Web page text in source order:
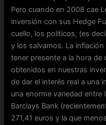
Pero cuando en 2008 cae
inversión con sus Hedge
cuello, los políticos, (es
y los salvamos. La
tener presente a la hora de
obtenidos en nuestras
de dar el interés real a una
una enorme variedad entre
Barclays Bank
271,41 euros y la que